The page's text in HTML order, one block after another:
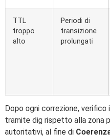
TTL
troppo
alto
Periodi di
transizione
prolungati
Dopo ogni correzione,
tramite dig rispetto alla zona
autoritativi, al fine di